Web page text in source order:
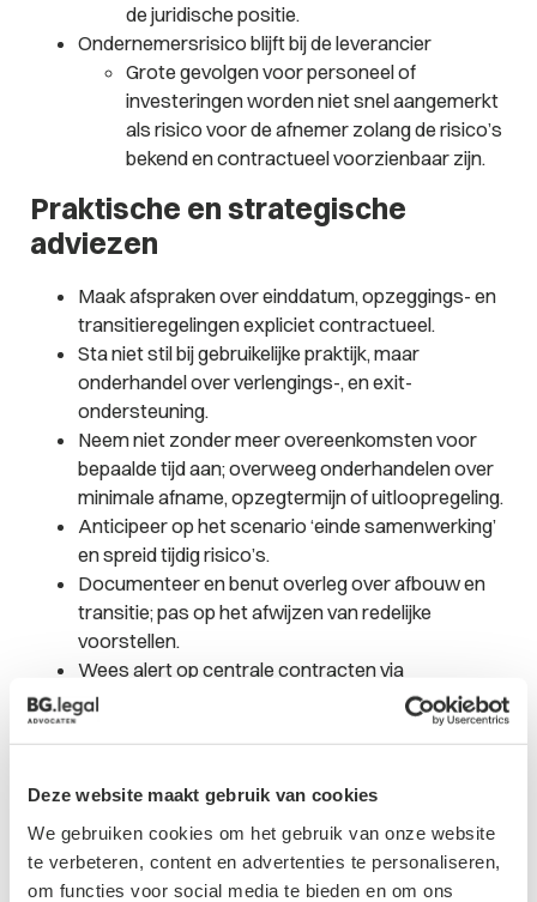
Deze website maakt gebruik van cookies
We gebruiken cookies om het gebruik van onze website
te verbeteren, content en advertenties te personaliseren,
om functies voor social media te bieden en om ons
de juridische positie.
Ondernemersrisico blijft bij de leverancier
Grote gevolgen voor personeel of
investeringen worden niet snel aangemerkt
als risico voor de afnemer zolang de risico’s
bekend en contractueel voorzienbaar zijn.
Praktische en strategische
adviezen
Maak afspraken over einddatum, opzeggings- en
transitieregelingen expliciet contractueel.
Sta niet stil bij gebruikelijke praktijk, maar
onderhandel over verlengings-, en exit-
ondersteuning.
Neem niet zonder meer overeenkomsten voor
bepaalde tijd aan; overweeg onderhandelen over
minimale afname, opzegtermijn of uitloopregeling.
Anticipeer op het scenario ‘einde samenwerking’
en spreid tijdig risico’s.
Documenteer en benut overleg over afbouw en
transitie; pas op het afwijzen van redelijke
voorstellen.
Wees alert op centrale contracten via
samenwerkingsverbanden; laat u goed
voorlichten over eigendomsstructuren en
Conclusie
Deze uitspraak bevestigt het belang van contractuele
helderheid, actieve eigen regie en nuchtere omgang